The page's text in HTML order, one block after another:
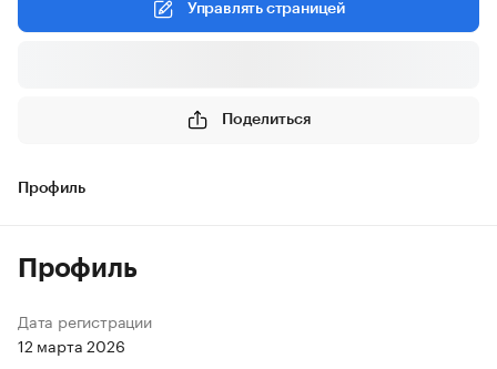
Управлять страницей
Поделиться
Профиль
Профиль
Дата регистрации
12 марта 2026